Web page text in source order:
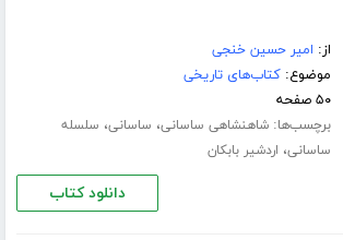
از: امیر حسین خنجی
موضوع:کتاب‌های تاریخی
۵۰ صفحه
برچسب‌ها:شاهنشاهی ساسانی، ساسانی، سلسله
ساسانی، اردشیر بابکان
دانلود کتاب